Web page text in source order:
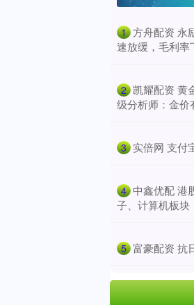
1 方舟配资 永
速放缓，毛利率
2 凯耀配资 黄
级分析师：金价
3 实倍网 支付
4 中鑫优配 港
子、计算机板块
5 富豪配资 抗